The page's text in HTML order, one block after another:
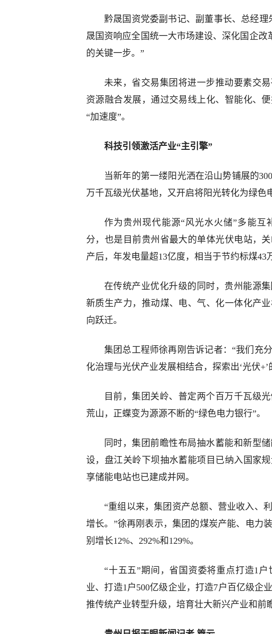
黔晟国资党委副书记、副董事长、总经
晟国资响应全国统一大市场建设、深化国企改
的关键一步。”
未来，省交易集团将进一步推动要素交
资源融合发展，通过交易线上化、智能化、
“加速度”。
科技引领激活产业“主引擎”
当新年的第一缕阳光洒在沿山势铺展的
万千瓦级光伏基地，又开启将阳光转化为绿色
作为贵州现代能源“风光水火储”多能互
分，也是目前贵州省最大的单体光伏电站，
产后，年发电量超13亿度，相当于节约标煤43
在传统产业优化升级的同时，贵州能源
新质生产力，推动煤、电、气、化一体化产
向跃迁。
集团总工程师徐再刚告诉记者：“我们充
化治理与光伏产业发展相结合，探索出‘光伏
目前，集团关岭、普定两个百万千瓦级
荒山，正蝶变为源源不断的“绿色电力银行”。
同时，集团前瞻性布局抽水蓄能和新型
设，盘江关岭下坝抽水蓄能项目已纳入国家
享储能电站也已建成并网。
“重组以来，集团资产总额、营业收入、
增长。”徐再刚表示，集团的煤炭产能、电力
别增长12%、292%和129%。
“十五五”期间，省国资委将重点打造1
业、打造1户500亿级企业，打造7户百亿级企
推传统产业转型升级，培育壮大新兴产业和前